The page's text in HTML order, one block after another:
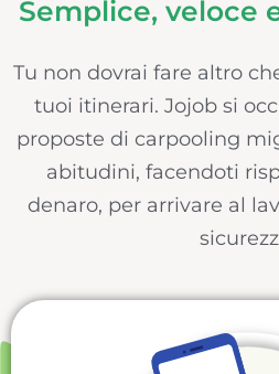
Semplice, veloce
Tu non dovrai fare altro
tuoi itinerari. Jojob si
proposte di carpooling
abitudini, facendoti
denaro, per arrivare al